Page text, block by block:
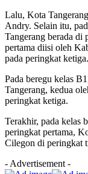
Lalu, Kota
Andry. Selain itu,
Tangerang berada di
pertama diisi oleh
pada peringkat ketiga.
Pada beregu kelas
Tangerang, kedua
peringkat ketiga.
Terakhir, pada kelas
peringkat pertama,
Cilegon di peringkat
- Advertisement -